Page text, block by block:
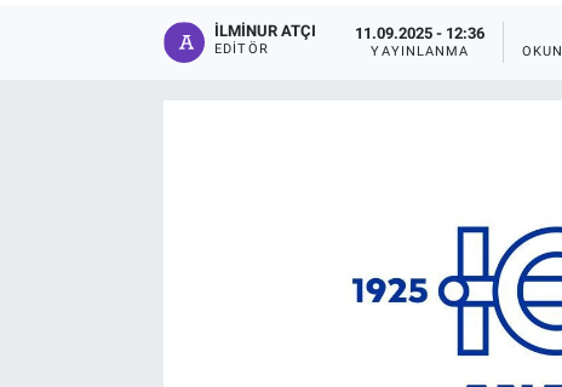
İLMINUR ATÇI
EDITÖR
11.09.2025 - 12:36
YAYINLANMA
Son Dakika Haberleri